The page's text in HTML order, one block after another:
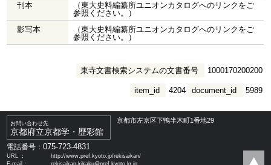
刊本
（東大史料編纂所ユニオンカタログへのリンクをご
参照ください。）
影写本
（東大史料編纂所ユニオンカタログへのリンクをご
参照ください。）
東寺文書検索システムの文書番号 1000170200200
document_id 5989
item_id 4204
お問い合わせ先
京都府立京都学・歴彩館
京都市左京区下鴨半木町1番地29
電話番号：075-723-4831
URL ：
http://www.pref.kyoto.jp/rekisaikan/
E-mail：
rekisaikan-kikaku@pref.kyoto.lg.jp